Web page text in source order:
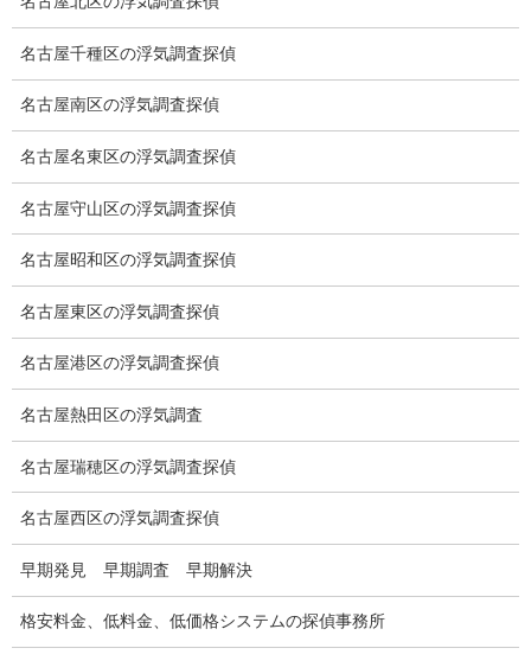
ドメスティックバイオレンスDV調査
盗聴器の種類
ご依頼の注意点
世界の盗聴事情
弊社が選ばれる理由
盗撮器
盗撮調査愛知県
電磁波測定調査
電磁波とは
名古屋千種区の浮気調査探偵
名古屋南区の浮気調査探偵
名古屋名東区の浮気調査探偵
名古屋守山区の浮気調査探偵
名古屋昭和区の浮気調査探偵
名古屋東区の浮気調査探偵
名古屋港区の浮気調査探偵
名古屋熱田区の浮気調査
名古屋瑞穂区の浮気調査探偵
名古屋西区の浮気調査探偵
早期発見 早期調査 早期解決
格安料金、低料金、低価格システムの探偵事務所